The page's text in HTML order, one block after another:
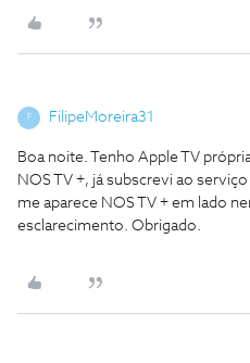
F FilipeMoreira31
Boa noite. Tenho Apple TV
NOS TV +, já subscrevi ao
me aparece NOS TV + em lado
esclarecimento. Obrigado.